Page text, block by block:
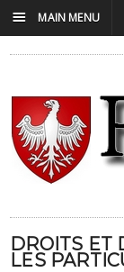
DROITS ET
LES
☰ MAIN MENU